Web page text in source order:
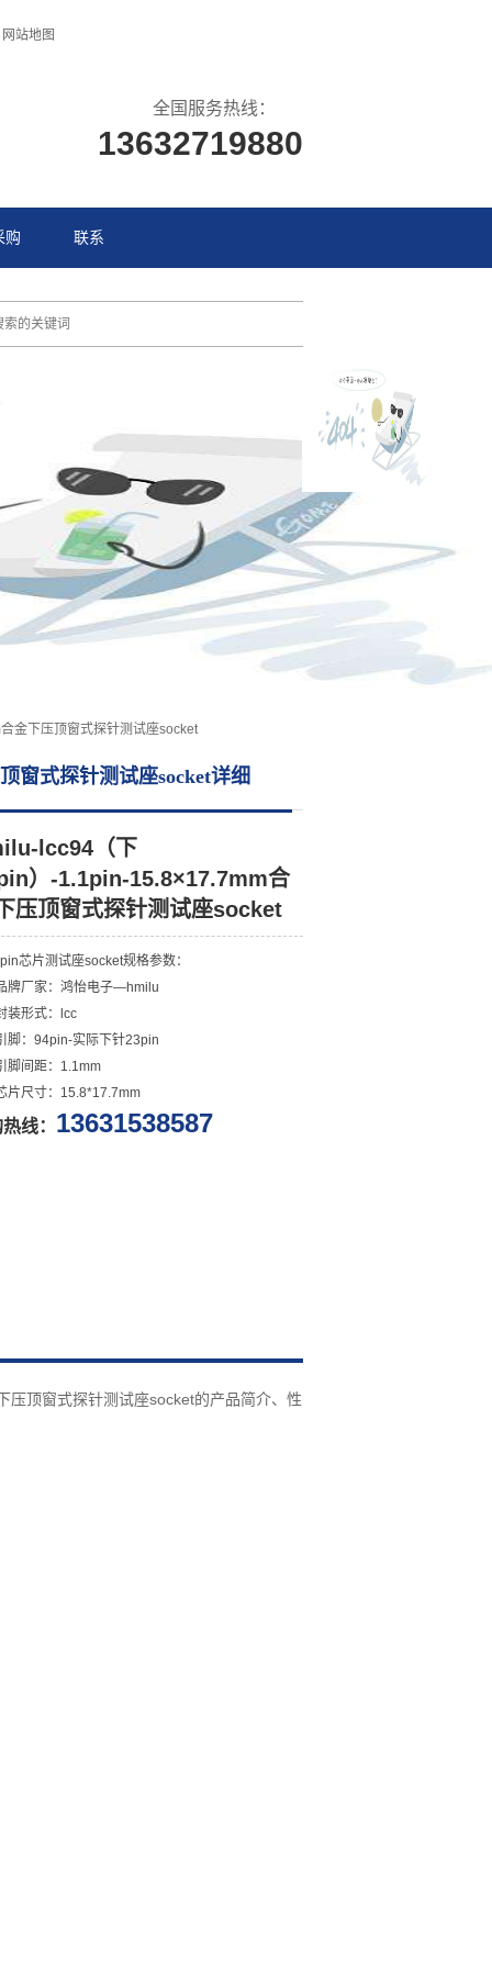
网站地图
全国服务热线：
13632719880
购 联系
金下压顶窗式探针测试座socket
窗式探针测试座socket详细
lcc94（下
）-1.1pin-15.8×17.7mm合
压顶窗式探针测试座socket
芯片测试座socket规格参数：
牌厂家：鸿怡电子—hmilu
装形式：lcc
脚：94pin-实际下针23pin
脚间距：1.1mm
片尺寸：15.8*17.7mm
线： 13631538587
顶窗式探针测试座socket的产品简介、性